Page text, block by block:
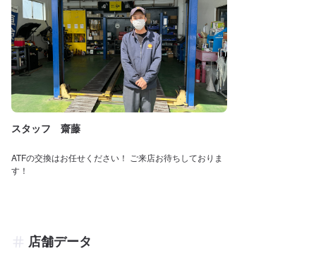
スタッフ 齋藤
ATFの交換はお任せください！ ご来店お待ちしておりま
す！
店舗データ